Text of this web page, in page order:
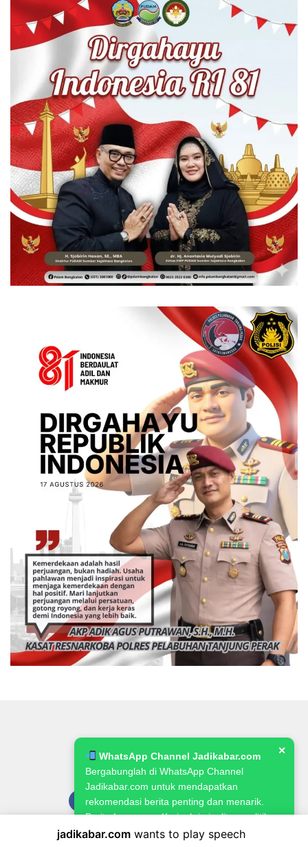
Pedoman Media Siber Kode Etik Jurnalistik
jadikabar.com wants to play speech
WhatsApp Channel Jadikabar.com
Bergabunglah di WhatsApp Channel
Jadikabar.com untuk mendapatkan
rekomendasi berita penting dan menarik.
Berita Lowongan Kerja, kriminalitas, politik,
pemerintahan, pertanian & ketahanan
✕